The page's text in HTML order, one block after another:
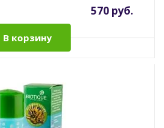
570 руб.
В корзину